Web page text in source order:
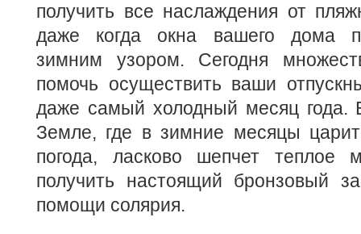
получить все наслаждения от
даже когда окна вашего дома
зимним узором. Сегодня
помочь осуществить ваши
даже самый холодный месяц года.
Земле, где в зимние месяцы
погода, ласково шепчет
получить настоящий бронзовый
помощи солярия.